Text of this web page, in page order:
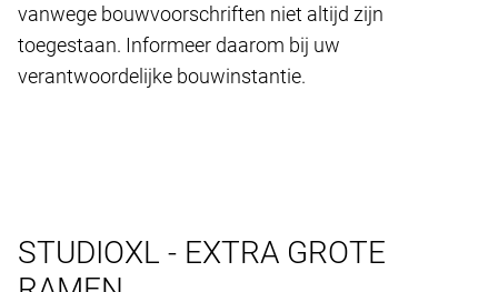
vanwege bouwvoorschriften niet altijd zijn
toegestaan. Informeer daarom bij uw
verantwoordelijke bouwinstantie.
STUDIOXL - EXTRA GROTE